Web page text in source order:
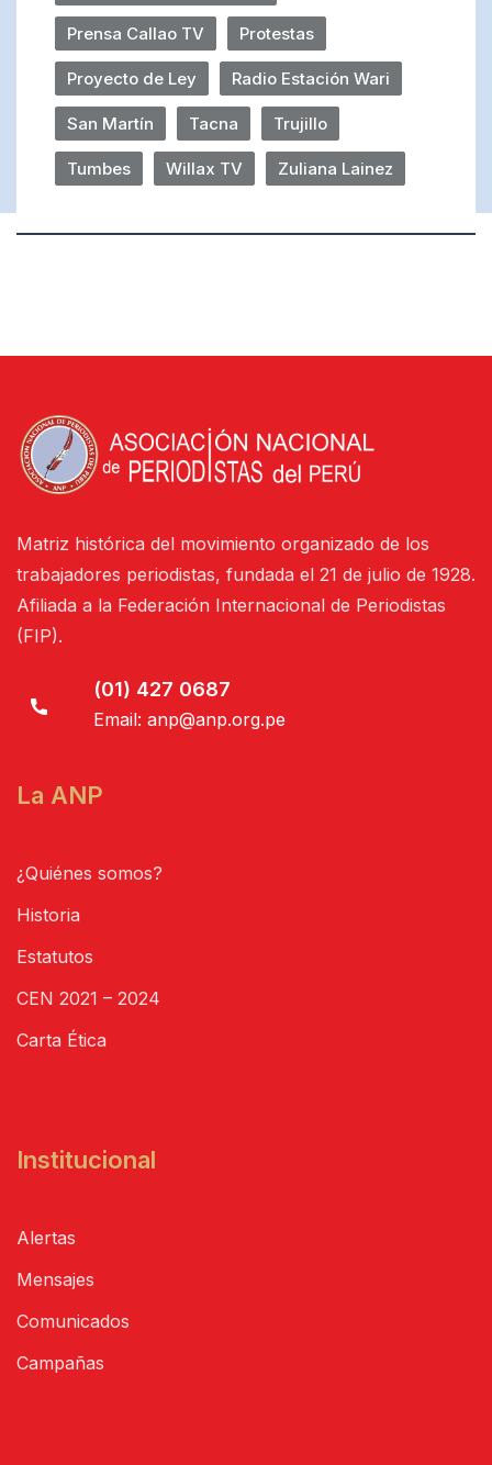
Prensa Callao TV Protestas
Proyecto de Ley Radio Estación Wari
San Martín Tacna Trujillo
Tumbes Willax TV Zuliana Lainez
Matriz histórica del movimiento organizado de los
trabajadores periodistas, fundada el 21 de julio de 1928.
Afiliada a la Federación Internacional de Periodistas
(FIP).
(01) 427 0687
Email: anp@anp.org.pe
La ANP
¿Quiénes somos?
Historia
Estatutos
CEN 2021 – 2024
Carta Ética
Institucional
Alertas
Mensajes
Comunicados
Campañas